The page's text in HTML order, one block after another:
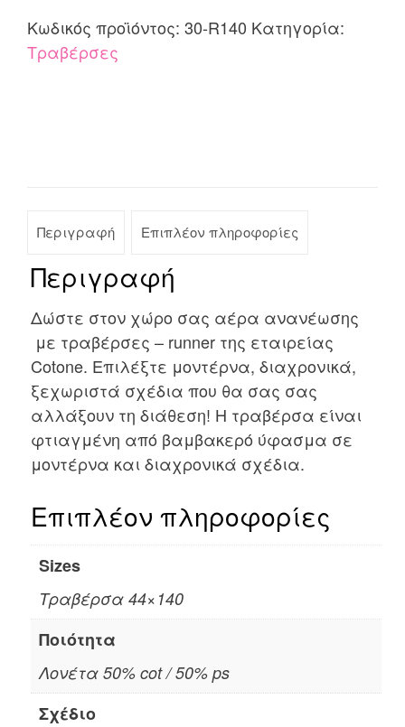
γκρι
quantity
Κωδικός προϊόντος: 30-R140 Κατηγορία:
Τραβέρσες
Περιγραφή Επιπλέον πληροφορίες
Περιγραφή
Δώστε στον χώρο σας αέρα ανανέωσης
με τραβέρσες – runner της εταιρείας
Cotone. Επιλέξτε μοντέρνα, διαχρονικά,
ξεχωριστά σχέδια που θα σας σας
αλλάξουν τη διάθεση! Η τραβέρσα είναι
φτιαγμένη από βαμβακερό ύφασμα σε
μοντέρνα και διαχρονικά σχέδια.
Επιπλέον πληροφορίες
Sizes
Τραβέρσα 44×140
Ποιότητα
Λονέτα 50% cot / 50% ps
Σχέδιο